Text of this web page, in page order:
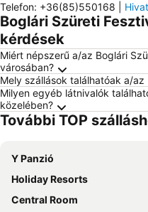
Telefon: +36(85)550168
Boglári Szüreti
kérdések
Miért népszerű a/az Boglári
városában?
Mely szállások találhatóak a/
Milyen egyéb látnivalók
közelében?
További TOP
Y Panzió
Holiday Resorts
Central Room